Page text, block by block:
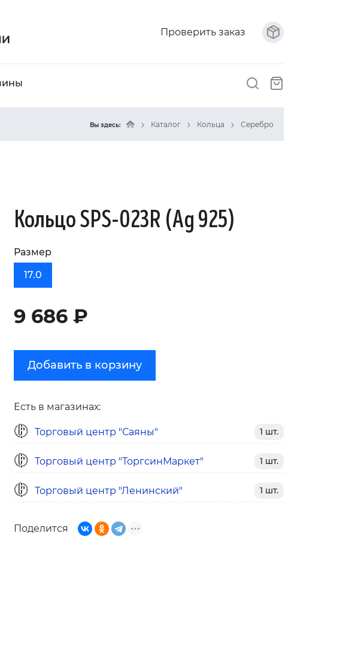
Проверить заказ
Вы здесь: Каталог Кольца Серебро
Кольцо SPS-023R (Ag 925)
Размер
17.0
9 686 ₽
Добавить в корзину
Есть в магазинах:
Торговый центр "Саяны" 1 шт.
Торговый центр "ТоргсинМаркет" 1 шт.
Торговый центр "Ленинский" 1 шт.
Поделится